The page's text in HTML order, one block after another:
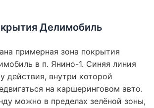
Делимобиль
примерная зона покрытия
в п. Янино-1. Синяя линия
действия, внутри которой
на каршеринговом авто.
можно в пределах зелёной зоны,